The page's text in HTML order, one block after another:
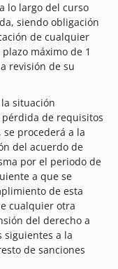
lo largo del curso
siendo obligación
de cualquier
máximo de 1
revisión de su
situación
de requisitos
procederá a la
del acuerdo de
por el periodo de
a que se
de esta
cualquier otra
del derecho a
siguientes a la
de sanciones